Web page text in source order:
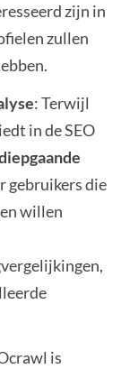
zijn in
zullen
: Terwijl
in de SEO
gebruikers die
willen
is